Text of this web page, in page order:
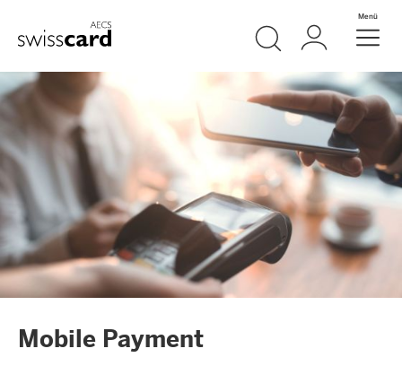
Header
Logo Meta Navigation
SucheLogin Menü
Mobile Payment